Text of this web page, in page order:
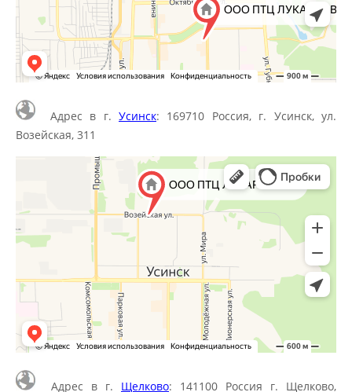
Адрес в г. Усинск: 169710 Россия, г. Усинск, ул.
Возейская, 311
Адрес в г. Щелково: 141100 Россия г. Щелково,